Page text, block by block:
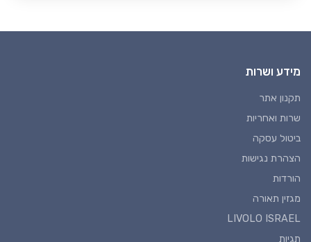
מידע ושרות
תקנון אתר
שרות ואחריות
ביטול עסקה
הצהרת נגישות
הורדות
מגזין תאורה
LIVOLO ISRAEL
תגיות